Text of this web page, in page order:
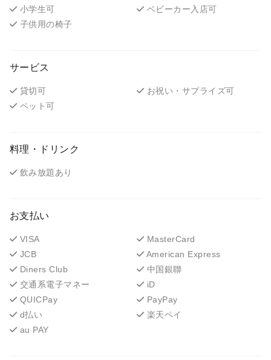
小学生可
ベビーカー入店可
子供用の椅子
サービス
貸切可
お祝い・サプライズ可
ペット可
料理・ドリンク
飲み放題あり
お支払い
VISA
MasterCard
JCB
American Express
Diners Club
中国銀聯
交通系電子マネー
iD
QUICPay
PayPay
d払い
楽天ペイ
au PAY